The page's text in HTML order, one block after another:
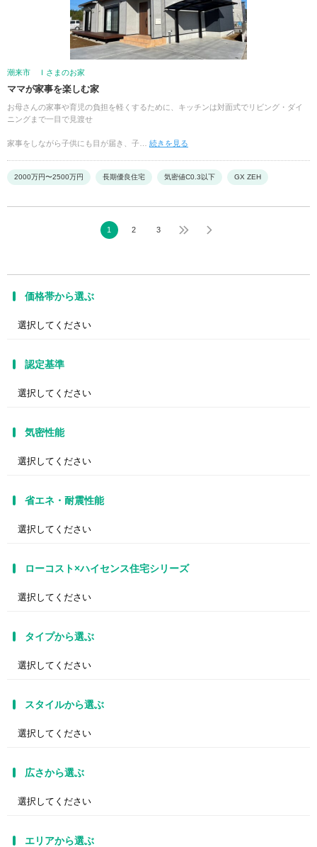
潮来市 Ｉさまのお家
ママが家事を楽しむ家
お母さんの家事や育児の負担を軽くするために、キッチンは対面式でリビング・ダイ
ニングまで一目で見渡せ
家事をしながら子供にも目が届き、子… 続きを見る
2000万円〜2500万円 長期優良住宅 気密値C0.3以下 GX ZEH
1 2 3
価格帯から選ぶ
認定基準
気密性能
省エネ・耐震性能
ローコスト×ハイセンス住宅シリーズ
タイプから選ぶ
スタイルから選ぶ
広さから選ぶ
エリアから選ぶ